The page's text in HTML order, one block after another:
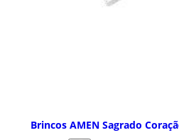
Brincos AMEN Sagrado